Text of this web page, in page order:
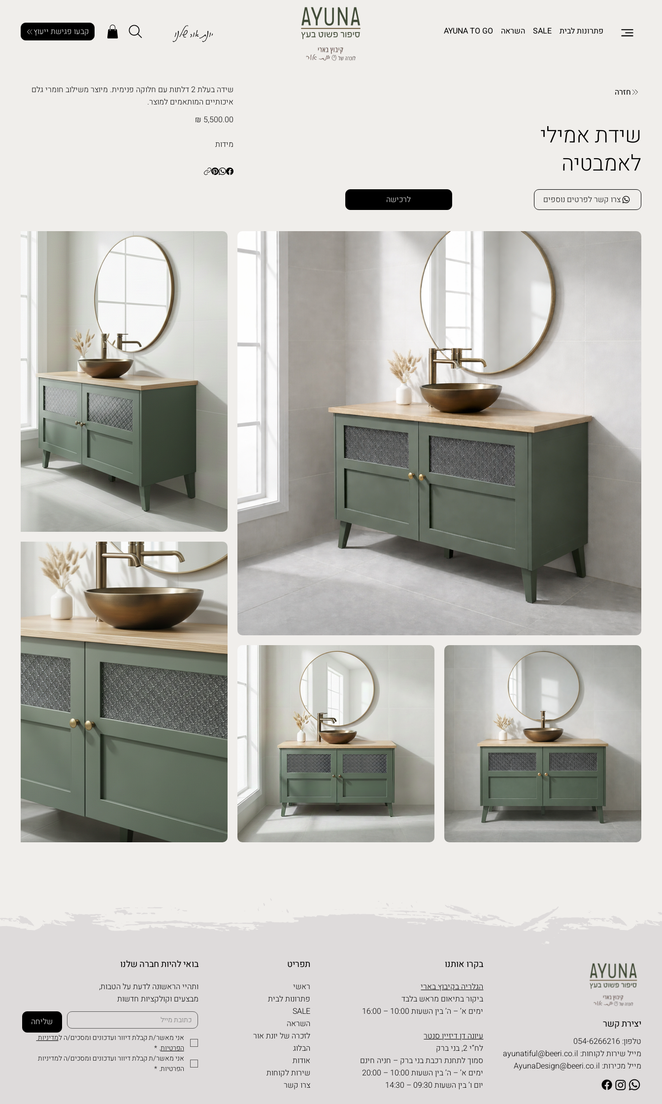
פתרונות לבית SALE השראה AYUNA TO GO יונת אור שלנו קבעו פגישת ייעוץ
חזרה
שידת אמילי
לאמבטיה
לרכישה צרו קשר לפרטים נוספים
שידה בעלת 2 דלתות עם חלוקה פנימית. מיוצר משילוב חומרי גלם
איכותיים המותאמים למוצר.
5,500.00 ₪
מידות
בקרו אותנו
הגלריה בקיבוץ בארי
ביקור בתיאום מראש בלבד
ימים א’ – ה’ בין השעות 10:00 – 16:00
עיונה דן דיזיין סנטר
לח”י 2, בני ברק
סמוך לתחנת רכבת בני ברק – חניה חינם
ימים א’ – ה’ בין השעות 10:00 – 20:00
יום ו’ בין השעות 09:30 – 14:30
תפריט
ראשי
פתרונות לבית
SALE
השראה
לזכרה של יונת אור
הבלוג
אודות
שירות לקוחות
צרו קשר
בואי להיות חברה שלנו
ותהיי הראשונה לדעת על הטבות,
מבצעים וקולקציות חדשות
שליחה
אני מאשר/ת קבלת דיוור ועדכונים ומסכים/ה ל
הפרטיות.
*
הפרטיות. *
יצירת קשר
טלפון: 054-6266216
מייל שירות לקוחות: ayunatiful@beeri.co.il
מייל מכירות: AyunaDesign@beeri.co.il